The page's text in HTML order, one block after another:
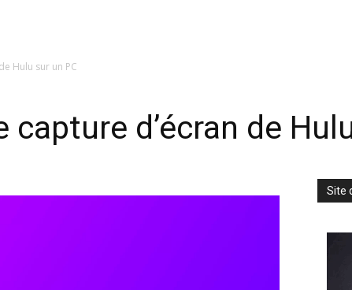
Hulu sur un PC
d’écran de
Site